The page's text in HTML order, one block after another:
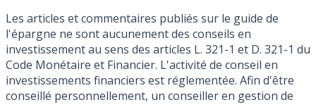
Les articles et commentaires publiés sur le guide de
l'épargne ne sont aucunement des conseils en
investissement au sens des articles L. 321-1 et D. 321-1 du
Code Monétaire et Financier. L'activité de conseil en
investissements financiers est réglementée. Afin d'être
conseillé personnellement, un conseiller en gestion de